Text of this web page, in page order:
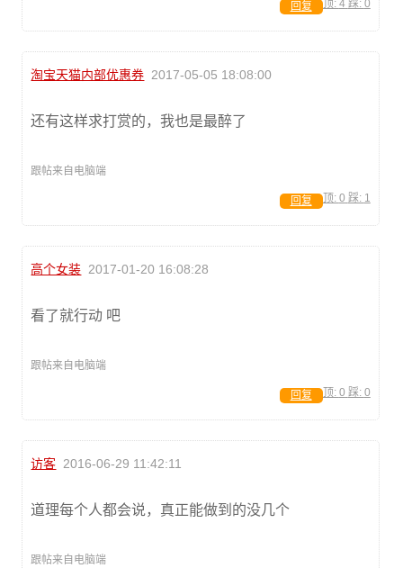
顶: 4 踩: 0
回复
淘宝天猫内部优惠券 2017-05-05 18:08:00
还有这样求打赏的，我也是最醉了
跟帖来自电脑端
顶: 0 踩: 1
回复
高个女装 2017-01-20 16:08:28
看了就行动 吧
跟帖来自电脑端
顶: 0 踩: 0
回复
访客 2016-06-29 11:42:11
道理每个人都会说，真正能做到的没几个
跟帖来自电脑端